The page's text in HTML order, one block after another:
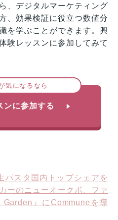
、デジタルマーケティング
、効果検証に役立つ数値分
を学ぶことができます。興
験レッスンに参加してみて
気になるなら
ンに参加する
パスタ国内トップシェアを
ーのニューオークボ、ファ
』にCommuneを導